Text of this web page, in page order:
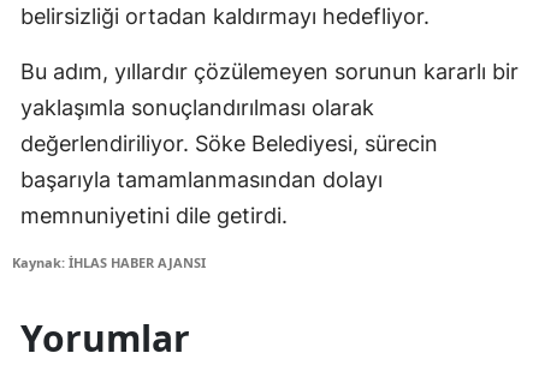
belirsizliği ortadan kaldırmayı hedefliyor.
Bu adım, yıllardır çözülemeyen sorunun kararlı bir
yaklaşımla sonuçlandırılması olarak
değerlendiriliyor. Söke Belediyesi, sürecin
başarıyla tamamlanmasından dolayı
memnuniyetini dile getirdi.
Kaynak: İHLAS HABER AJANSI
Yorumlar